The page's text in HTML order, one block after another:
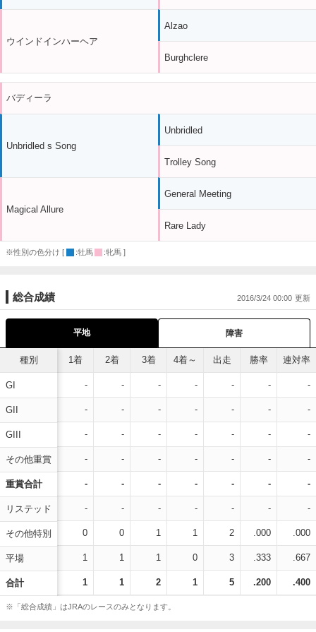
ウインドインハーヘア
Alzao
Burghclere
バディーラ
Unbridled s Song
Magical Allure
Unbridled
Trolley Song
General Meeting
Rare Lady
※性別の色分け [ :牡馬 :牝馬 ]
総合成績 2016/3/24 00:00
平地 障害
種別
GI
GII
GIII
その他重賞
重賞合計
リステッド
その他特別
平場
合計
1着 2着 3着 4着～ 出走 勝率 連対率
- - - - - - -
- - - - - - -
- - - - - - -
- - - - - - -
- - - - - - -
- - - - - - -
0 0 1 1 2 .000 .000
1 1 1 0 3 .333 .667
1 1 2 1 5 .200 .400
※「総合成績」はJRAのレースのみとなります。